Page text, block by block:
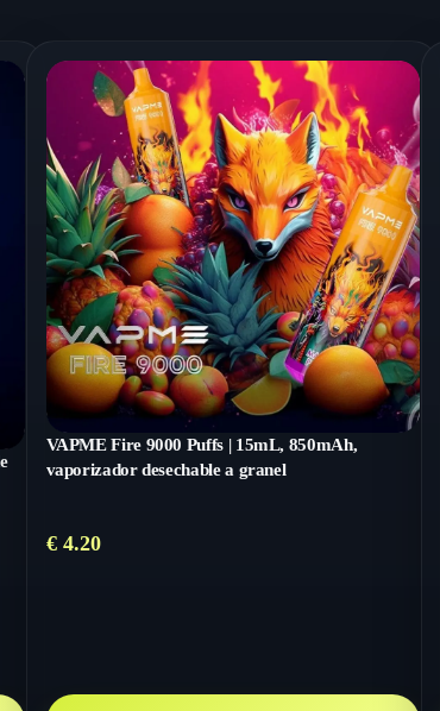
VAPME Fire 9000 Puffs | 15mL, 850mAh,
vaporizador desechable a granel
€4.20